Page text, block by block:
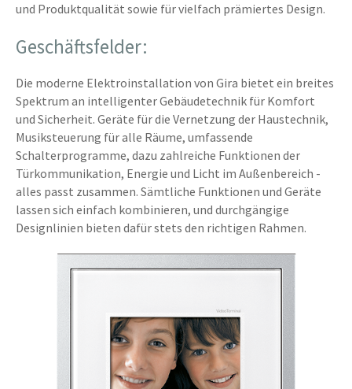
und Produktqualität sowie für vielfach prämiertes Design.
Geschäftsfelder:
Die moderne Elektroinstallation von Gira bietet ein breites
Spektrum an intelligenter Gebäudetechnik für Komfort
und Sicherheit. Geräte für die Vernetzung der Haustechnik,
Musiksteuerung für alle Räume, umfassende
Schalterprogramme, dazu zahlreiche Funktionen der
Türkommunikation, Energie und Licht im Außenbereich -
alles passt zusammen. Sämtliche Funktionen und Geräte
lassen sich einfach kombinieren, und durchgängige
Designlinien bieten dafür stets den richtigen Rahmen.